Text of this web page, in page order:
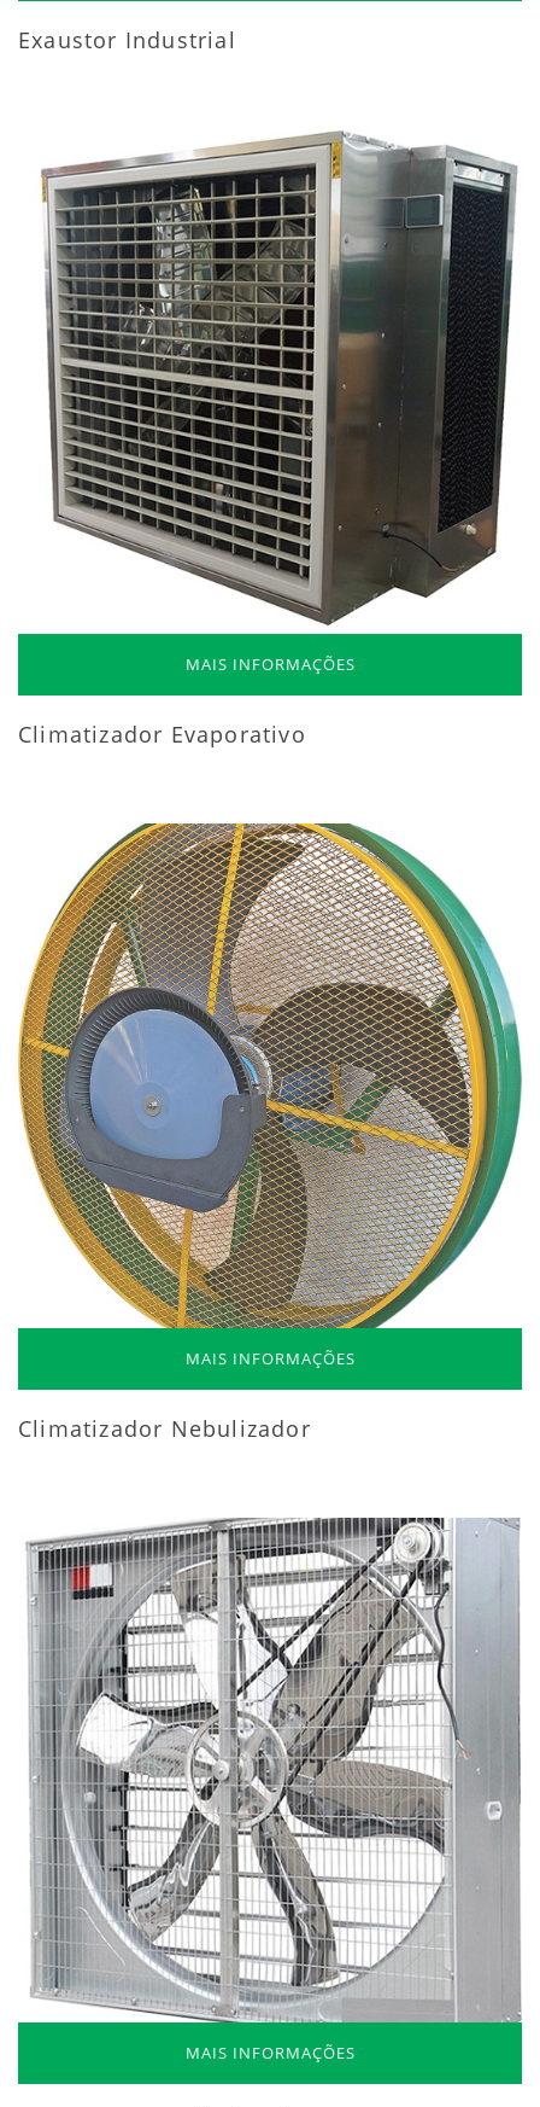
Exaustor Industrial
MAIS INFORMAÇÕES
Climatizador Evaporativo
MAIS INFORMAÇÕES
Climatizador Nebulizador
MAIS INFORMAÇÕES